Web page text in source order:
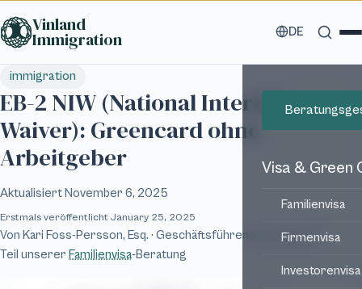
Vinland
Immigration DE
Visa & Green
Familienvisa
Firmenvisa
Investorenvisa
immigration
EB-2 NIW (National Interest
Waiver): Greencard ohne
Arbeitgeber
Aktualisiert November 6, 2025
Erstmals veröffentlicht January 25, 2025
Von Kari Foss-Persson, Esq. · Geschäftsführende Partnerin
Teil unserer Familienvisa-Beratung